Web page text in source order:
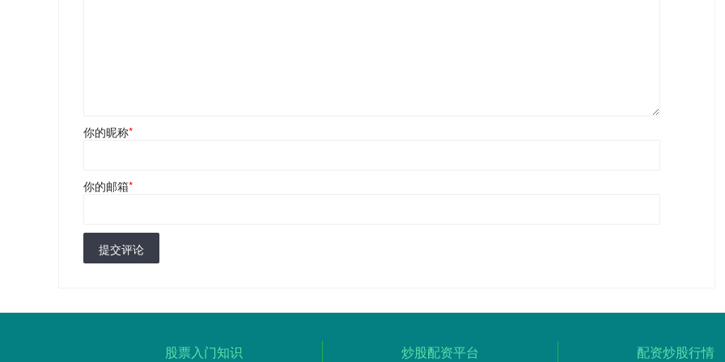
你的昵称*
你的邮箱*
提交评论
股票入门知识 炒股配资平台 配资炒股行情